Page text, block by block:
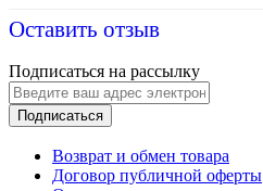
Оставить отзыв
Подписаться на рассылку
Подписаться
Возврат и обмен товара
Договор публичной оферты